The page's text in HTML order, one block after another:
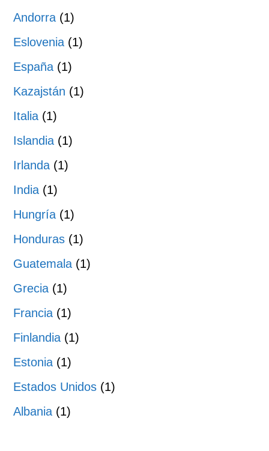
Andorra (1)
Eslovenia (1)
España (1)
Kazajstán (1)
Italia (1)
Islandia (1)
Irlanda (1)
India (1)
Hungría (1)
Honduras (1)
Guatemala (1)
Grecia (1)
Francia (1)
Finlandia (1)
Estonia (1)
Estados Unidos (1)
Albania (1)